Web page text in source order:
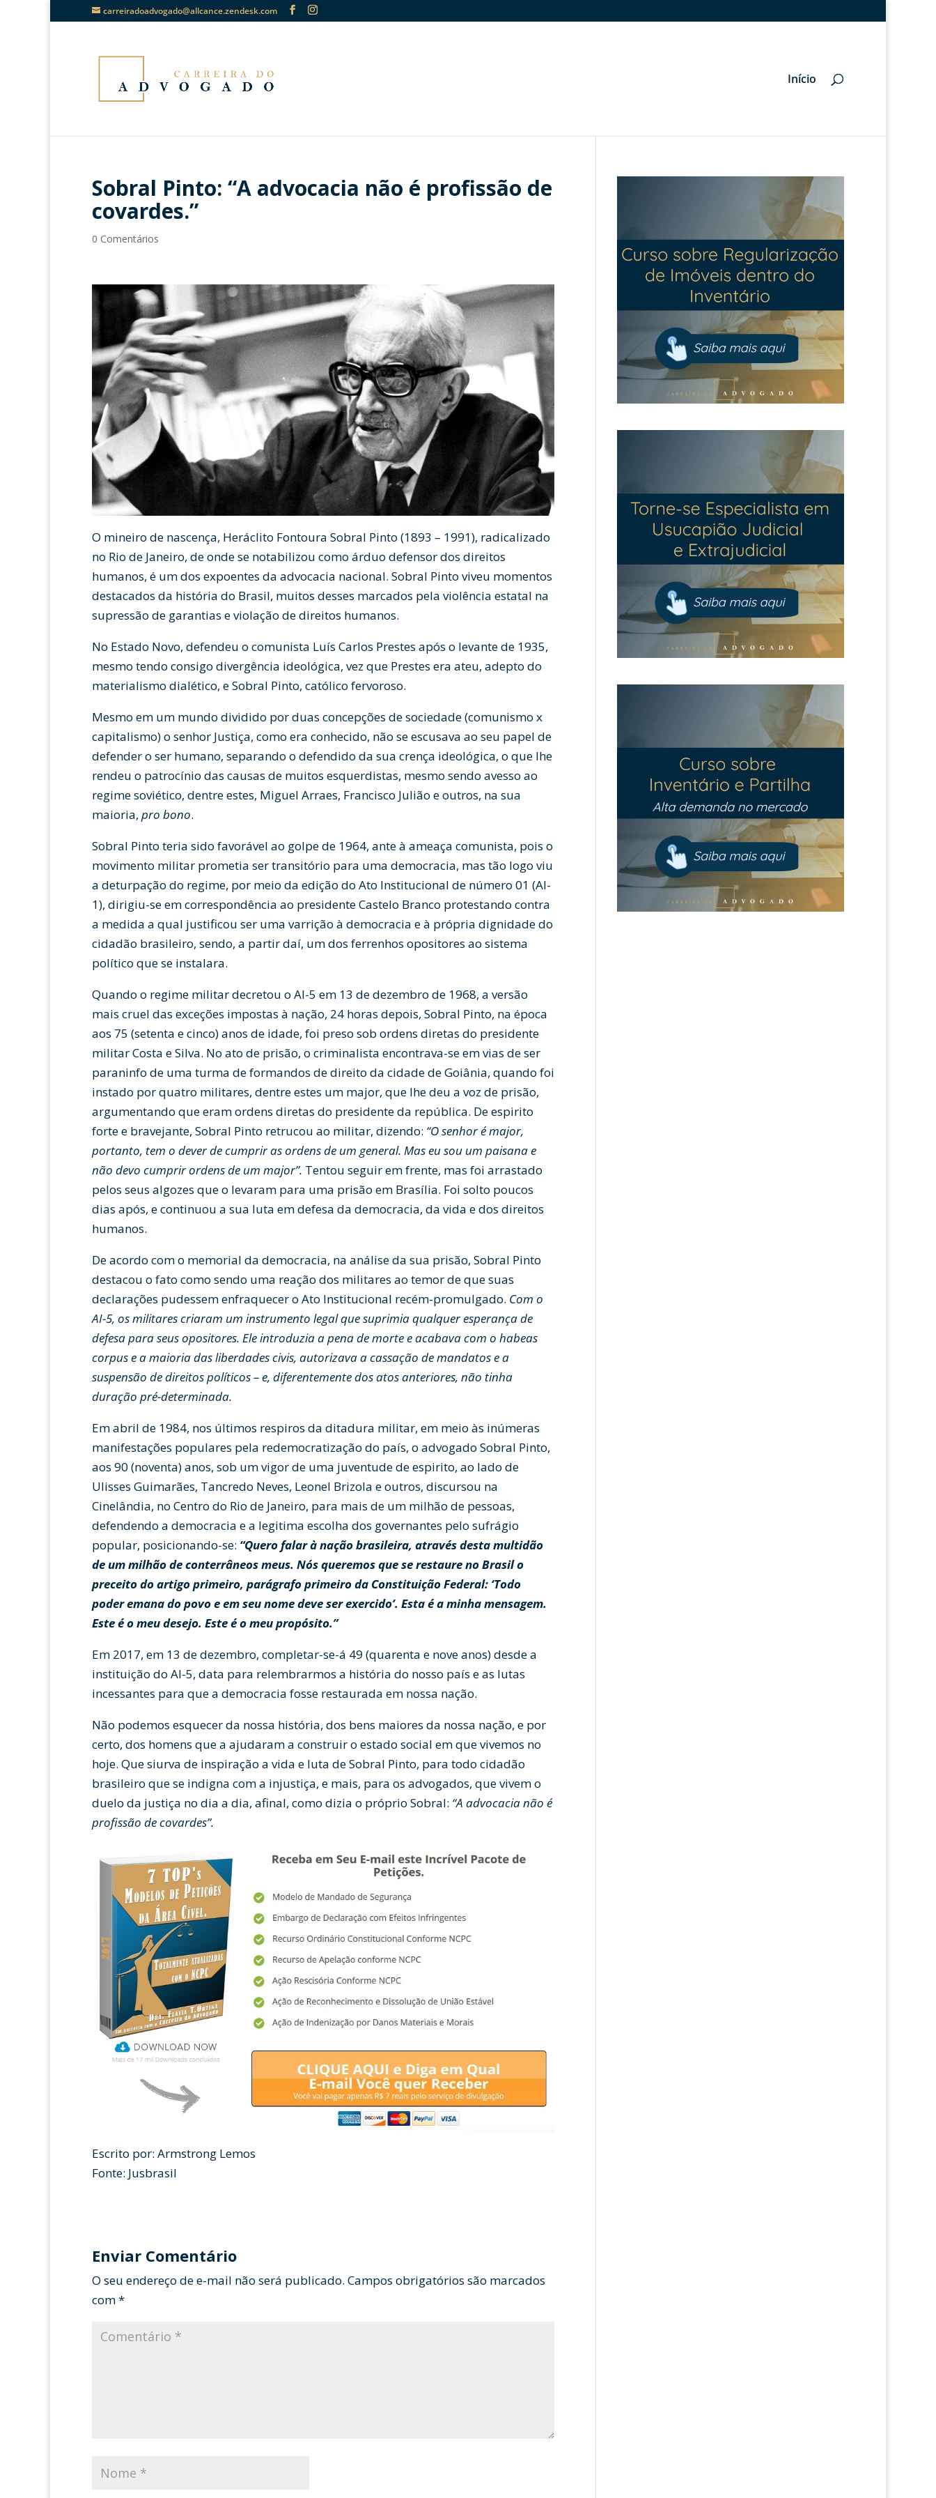
carreiradoadvogado@allcance.zendesk.com
Início
Sobral Pinto: “A advocacia não é profissão de
covardes.”
0 Comentários
O mineiro de nascença, Heráclito Fontoura Sobral Pinto (1893 – 1991), radicalizado
no Rio de Janeiro, de onde se notabilizou como árduo defensor dos direitos
humanos, é um dos expoentes da advocacia nacional. Sobral Pinto viveu momentos
destacados da história do Brasil, muitos desses marcados pela violência estatal na
supressão de garantias e violação de direitos humanos.
No Estado Novo, defendeu o comunista Luís Carlos Prestes após o levante de 1935,
mesmo tendo consigo divergência ideológica, vez que Prestes era ateu, adepto do
materialismo dialético, e Sobral Pinto, católico fervoroso.
Mesmo em um mundo dividido por duas concepções de sociedade (comunismo x
capitalismo) o senhor Justiça, como era conhecido, não se escusava ao seu papel de
defender o ser humano, separando o defendido da sua crença ideológica, o que lhe
rendeu o patrocínio das causas de muitos esquerdistas, mesmo sendo avesso ao
regime soviético, dentre estes, Miguel Arraes, Francisco Julião e outros, na sua
maioria, pro bono.
Sobral Pinto teria sido favorável ao golpe de 1964, ante à ameaça comunista, pois o
movimento militar prometia ser transitório para uma democracia, mas tão logo viu
a deturpação do regime, por meio da edição do Ato Institucional de número 01 (AI-
1), dirigiu-se em correspondência ao presidente Castelo Branco protestando contra
a medida a qual justificou ser uma varrição à democracia e à própria dignidade do
cidadão brasileiro, sendo, a partir daí, um dos ferrenhos opositores ao sistema
político que se instalara.
Quando o regime militar decretou o AI-5 em 13 de dezembro de 1968, a versão
mais cruel das exceções impostas à nação, 24 horas depois, Sobral Pinto, na época
aos 75 (setenta e cinco) anos de idade, foi preso sob ordens diretas do presidente
militar Costa e Silva. No ato de prisão, o criminalista encontrava-se em vias de ser
paraninfo de uma turma de formandos de direito da cidade de Goiânia, quando foi
instado por quatro militares, dentre estes um major, que lhe deu a voz de prisão,
argumentando que eram ordens diretas do presidente da república. De espirito
forte e bravejante, Sobral Pinto retrucou ao militar, dizendo: “O senhor é major,
portanto, tem o dever de cumprir as ordens de um general. Mas eu sou um paisana e
não devo cumprir ordens de um major”. Tentou seguir em frente, mas foi arrastado
pelos seus algozes que o levaram para uma prisão em Brasília. Foi solto poucos
dias após, e continuou a sua luta em defesa da democracia, da vida e dos direitos
humanos.
De acordo com o memorial da democracia, na análise da sua prisão, Sobral Pinto
destacou o fato como sendo uma reação dos militares ao temor de que suas
declarações pudessem enfraquecer o Ato Institucional recém-promulgado. Com o
AI-5, os militares criaram um instrumento legal que suprimia qualquer esperança de
defesa para seus opositores. Ele introduzia a pena de morte e acabava com o habeas
corpus e a maioria das liberdades civis, autorizava a cassação de mandatos e a
suspensão de direitos políticos – e, diferentemente dos atos anteriores, não tinha
duração pré-determinada.
Em abril de 1984, nos últimos respiros da ditadura militar, em meio às inúmeras
manifestações populares pela redemocratização do país, o advogado Sobral Pinto,
aos 90 (noventa) anos, sob um vigor de uma juventude de espirito, ao lado de
Ulisses Guimarães, Tancredo Neves, Leonel Brizola e outros, discursou na
Cinelândia, no Centro do Rio de Janeiro, para mais de um milhão de pessoas,
defendendo a democracia e a legitima escolha dos governantes pelo sufrágio
popular, posicionando-se: “Quero falar à nação brasileira, através desta multidão
de um milhão de conterrâneos meus. Nós queremos que se restaure no Brasil o
preceito do artigo primeiro, parágrafo primeiro da Constituição Federal: ‘Todo
poder emana do povo e em seu nome deve ser exercido’. Esta é a minha mensagem.
Este é o meu desejo. Este é o meu propósito.”
Em 2017, em 13 de dezembro, completar-se-á 49 (quarenta e nove anos) desde a
instituição do AI-5, data para relembrarmos a história do nosso país e as lutas
incessantes para que a democracia fosse restaurada em nossa nação.
Não podemos esquecer da nossa história, dos bens maiores da nossa nação, e por
certo, dos homens que a ajudaram a construir o estado social em que vivemos no
hoje. Que siurva de inspiração a vida e luta de Sobral Pinto, para todo cidadão
brasileiro que se indigna com a injustiça, e mais, para os advogados, que vivem o
duelo da justiça no dia a dia, afinal, como dizia o próprio Sobral: “A advocacia não é
profissão de covardes”.
Escrito por: Armstrong Lemos
Fonte: Jusbrasil
Enviar Comentário
O seu endereço de e-mail não será publicado. Campos obrigatórios são marcados
com*